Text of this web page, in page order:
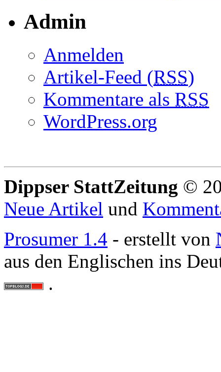
Admin
Anmelden
Artikel-Feed (RSS)
Kommentare als RSS
WordPress.org
Dippser StattZeitung ©
Neue Artikel und
Prosumer 1.4 - erstellt von
aus den Englischen ins
.